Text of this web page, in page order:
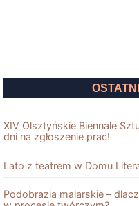
XIV Olsztyńskie Biennale
dni na zgłoszenie prac!
Lato z teatrem w Domu
Podobrazia malarskie –